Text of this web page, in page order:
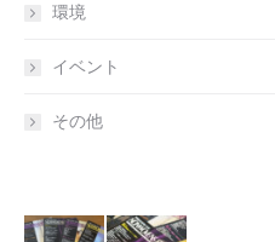
環境
イベント
その他